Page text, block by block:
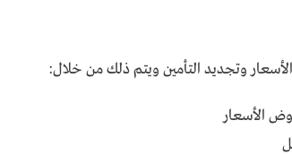
وتجديد التأمين ويتم ذلك من خلال:
الأسعار